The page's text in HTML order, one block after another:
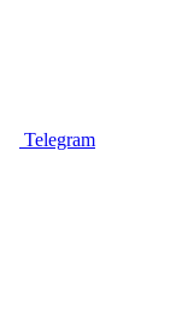
Telegram